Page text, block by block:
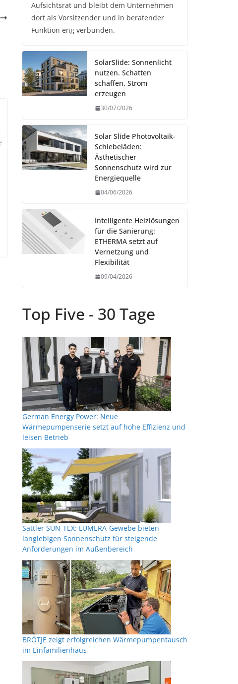
Aufsichtsrat und bleibt dem Unternehmen
dort als Vorsitzender und in beratender
Funktion eng verbunden.
SolarSlide: Sonnenlicht
nutzen. Schatten
schaffen. Strom
erzeugen
30/07/2026
Solar Slide Photovoltaik-
Schiebeläden:
Ästhetischer
Sonnenschutz wird zur
Energiequelle
04/06/2026
Intelligente Heizlösungen
für die Sanierung:
ETHERMA setzt auf
Vernetzung und
Flexibilität
09/04/2026
Top Five - 30 Tage
German Energy Power: Neue
Wärmepumpenserie setzt auf hohe Effizienz und
leisen Betrieb
Sattler SUN-TEX: LUMERA-Gewebe bieten
langlebigen Sonnenschutz für steigende
Anforderungen im Außenbereich
BRÖTJE zeigt erfolgreichen Wärmepumpentausch
im Einfamilienhaus